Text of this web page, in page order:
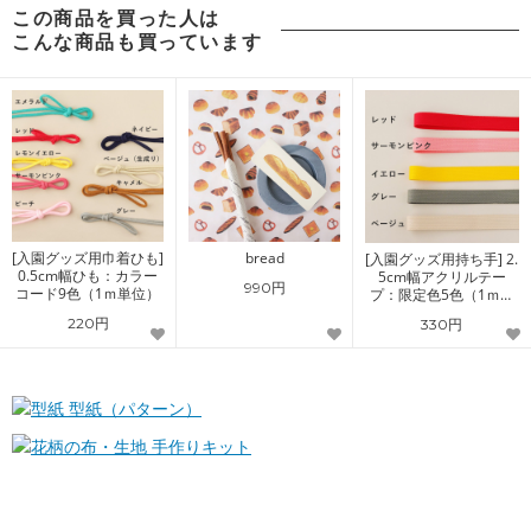
この商品を買った人は
こんな商品も買っています
[入園グッズ用巾着ひも]
0.5cm幅ひも：カラー
コード9色（1ｍ単位）
220円
bread
990円
[入園グッズ用持ち手] 2.
5cm幅アクリルテー
プ：限定色5色（1ｍ単
330円
型紙（パターン）
手作りキット